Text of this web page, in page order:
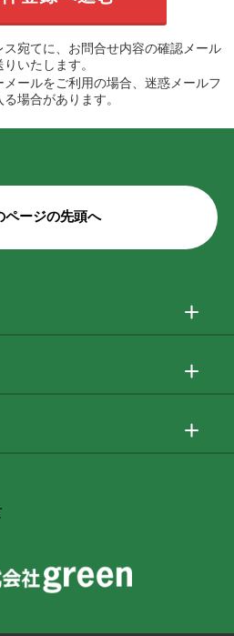
宛てに、お問合せ内容の確認メール
りいたします。
ールをご利用の場合、迷惑メールフ
場合があります。
ページの先頭へ